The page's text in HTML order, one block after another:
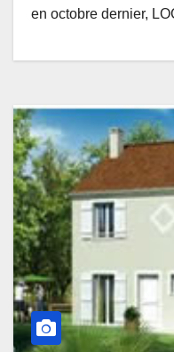
en octobre dernier,